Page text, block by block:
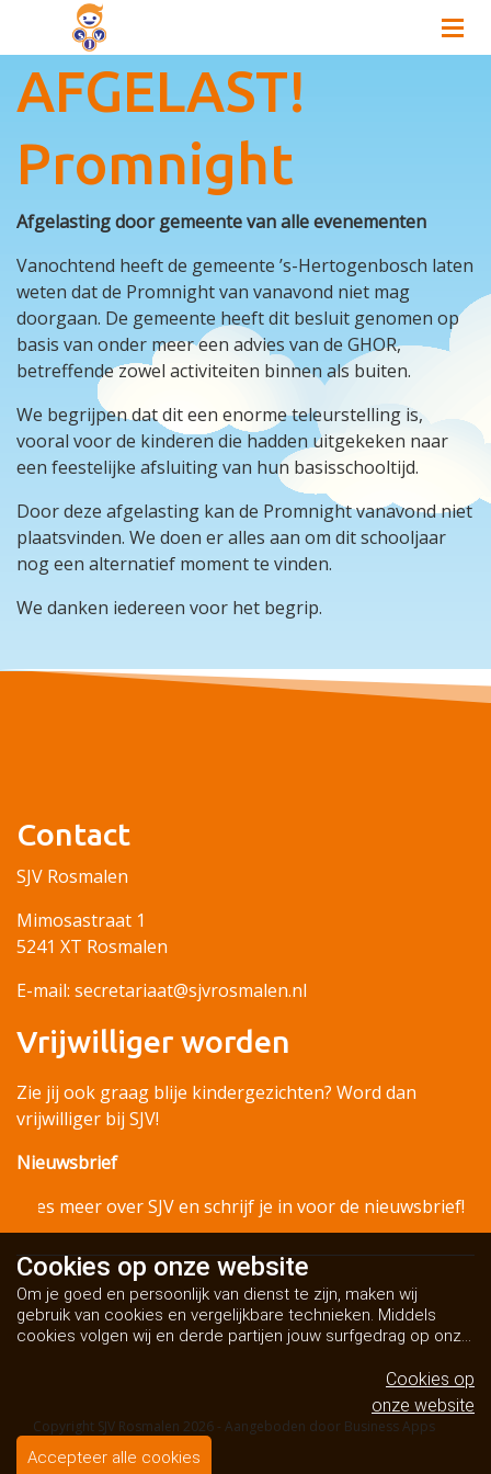
AFGELAST!
Promnight
Afgelasting door gemeente van alle evenementen
Vanochtend heeft de gemeente ’s-Hertogenbosch laten
weten dat de Promnight van vanavond niet mag
doorgaan. De gemeente heeft dit besluit genomen op
basis van onder meer een advies van de GHOR,
betreffende zowel activiteiten binnen als buiten.
We begrijpen dat dit een enorme teleurstelling is,
vooral voor de kinderen die hadden uitgekeken naar
een feestelijke afsluiting van hun basisschooltijd.
Door deze afgelasting kan de Promnight vanavond niet
plaatsvinden. We doen er alles aan om dit schooljaar
nog een alternatief moment te vinden.
We danken iedereen voor het begrip.
Contact
SJV Rosmalen
Mimosastraat 1
5241 XT Rosmalen
E-mail: secretariaat@sjvrosmalen.nl
Vrijwilliger worden
Zie jij ook graag blije kindergezichten? Word dan
vrijwilliger bij SJV!
Nieuwsbrief
Lees meer over SJV en schrijf je in voor de nieuwsbrief!
Copyright SJV Rosmalen 2026 - Aangeboden door Business Apps
Algemene voorwaarden
Cookies op onze website
Om je goed en persoonlijk van dienst te zijn, maken wij
gebruik van cookies en vergelijkbare technieken. Middels
cookies volgen wij en derde partijen jouw surfgedrag op onze
en dit maakt het voor jou mogelijk om informatie te delen via
Cookies op
onze website
Accepteer alle cookies